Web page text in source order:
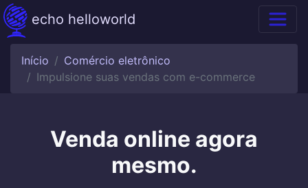
echo helloworld
Início
Comércio eletrônico
Impulsione suas vendas com e-commerce
Venda online agora
mesmo.